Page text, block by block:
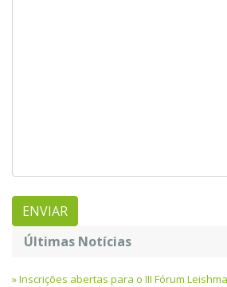
Últimas Notícias
Inscrições abertas para o III Fórum